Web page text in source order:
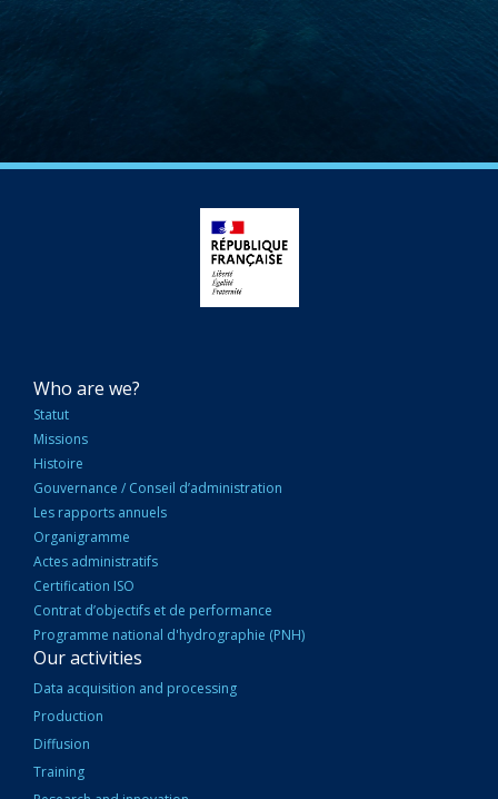
NAVIGATION
PRINCIPALE
Who are we?
Statut
Missions
Histoire
Gouvernance / Conseil d’administration
Les rapports annuels
Organigramme
Actes administratifs
Certification ISO
Contrat d’objectifs et de performance
Programme national d'hydrographie (PNH)
Our activities
Data acquisition and processing
Production
Diffusion
Training